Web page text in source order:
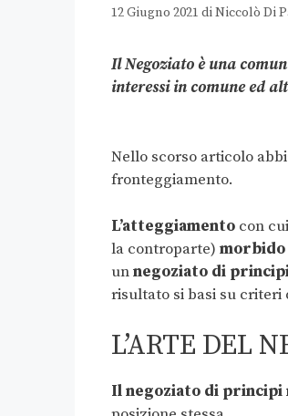
12 Giugno 2021 diNiccolò Di
Il Negoziato è una
interessi in comune ed
Nello scorso articolo
fronteggiamento.
L’atteggiamento con
la controparte) morbido
unnegoziato di
risultato si basi su criteri
L’ARTE DEL
Il negoziato di principi